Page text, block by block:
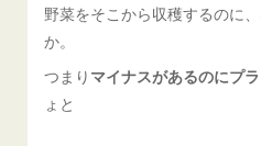
野菜をそこから収穫するのに
か。
つまり マイナスがあるのにプ
ょと